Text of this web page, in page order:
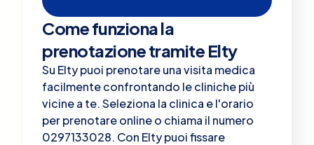
Come funziona la
prenotazione tramite Elty
Su Elty puoi prenotare una visita medica
facilmente confrontando le cliniche più
vicine a te. Seleziona la clinica e l'orario
per prenotare online o chiama il numero
0297133028. Con Elty puoi fissare